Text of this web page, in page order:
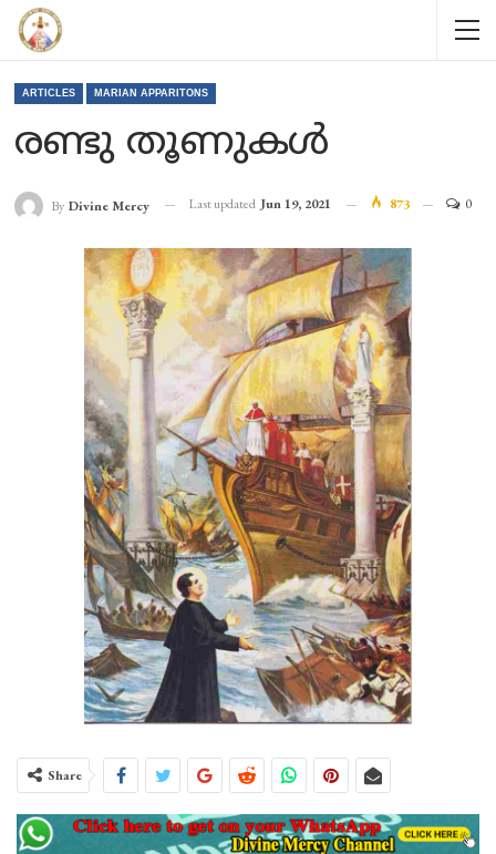
ARTICLES MARIAN APPARITONS
രണ്ടു തൂണുകൾ
By Divine Mercy Last updated Jun 19, 2021 873 0
Share